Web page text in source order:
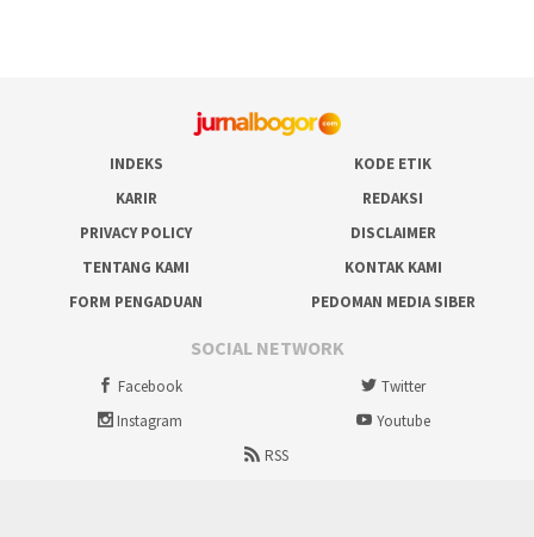
INDEKS
KODE ETIK
KARIR
REDAKSI
PRIVACY POLICY
DISCLAIMER
TENTANG KAMI
KONTAK KAMI
FORM PENGADUAN
PEDOMAN MEDIA SIBER
SOCIAL NETWORK
Facebook
Twitter
Instagram
Youtube
RSS